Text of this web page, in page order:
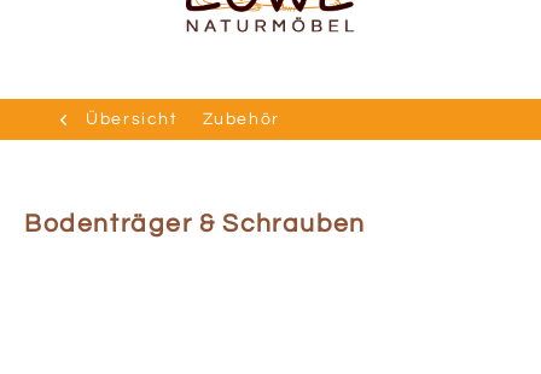
Übersicht Zubehör
Bodenträger & Schrauben